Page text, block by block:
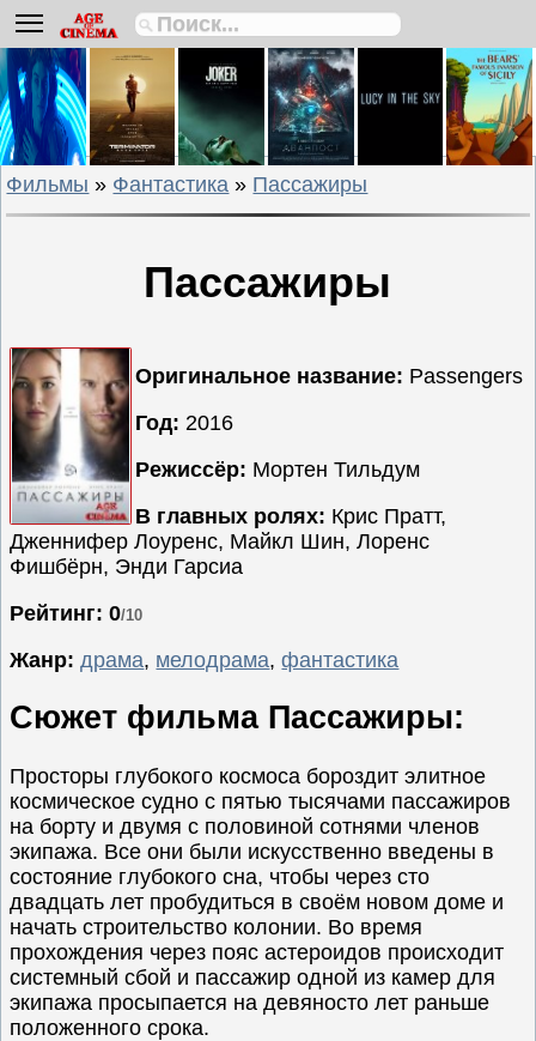
Биографии
Боевики
Вестерны
Военные
Детективы
Драмы
Мелодрамы
Мультфильмы
Мюзиклы
Приключения
Русские
фильмы
Семейные
Сериалы
Триллеры
Ужасы
Фэнтези
Ожидаемые
Новинки
кино
Фильмы » Фантастика » Пассажиры
Пассажиры
Оригинальное название: Passengers
Год: 2016
Режиссёр: Мортен Тильдум
В главных ролях: Крис Пратт,
Дженнифер Лоуренс, Майкл Шин, Лоренс
Фишбёрн, Энди Гарсиа
Рейтинг: 0/10
Жанр: драма, мелодрама,фантастика
Сюжет фильма Пассажиры:
Просторы глубокого космоса бороздит элитное
космическое судно с пятью тысячами пассажиров
на борту и двумя с половиной сотнями членов
экипажа. Все они были искусственно введены в
состояние глубокого сна, чтобы через сто
двадцать лет пробудиться в своём новом доме и
начать строительство колонии. Во время
прохождения через пояс астероидов происходит
системный сбой и пассажир одной из камер для
экипажа просыпается на девяносто лет раньше
положенного срока.